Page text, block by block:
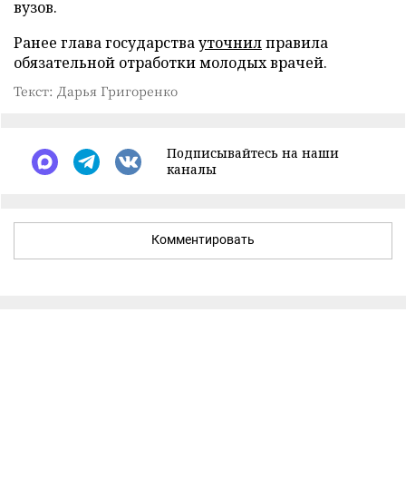
вузов.
Ранее глава государствауточнилправила
обязательной отработки молодых врачей.
Текст: Дарья Григоренко
Подписывайтесь на наши
каналы
Комментировать